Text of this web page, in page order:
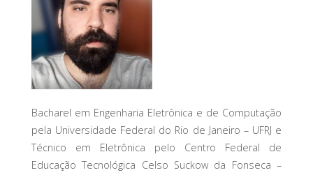
Bacharel em Engenharia Eletrônica e de Computação
pela Universidade Federal do Rio de Janeiro – UFRJ e
Técnico em Eletrônica pelo Centro Federal de
Educação Tecnológica Celso Suckow da Fonseca –